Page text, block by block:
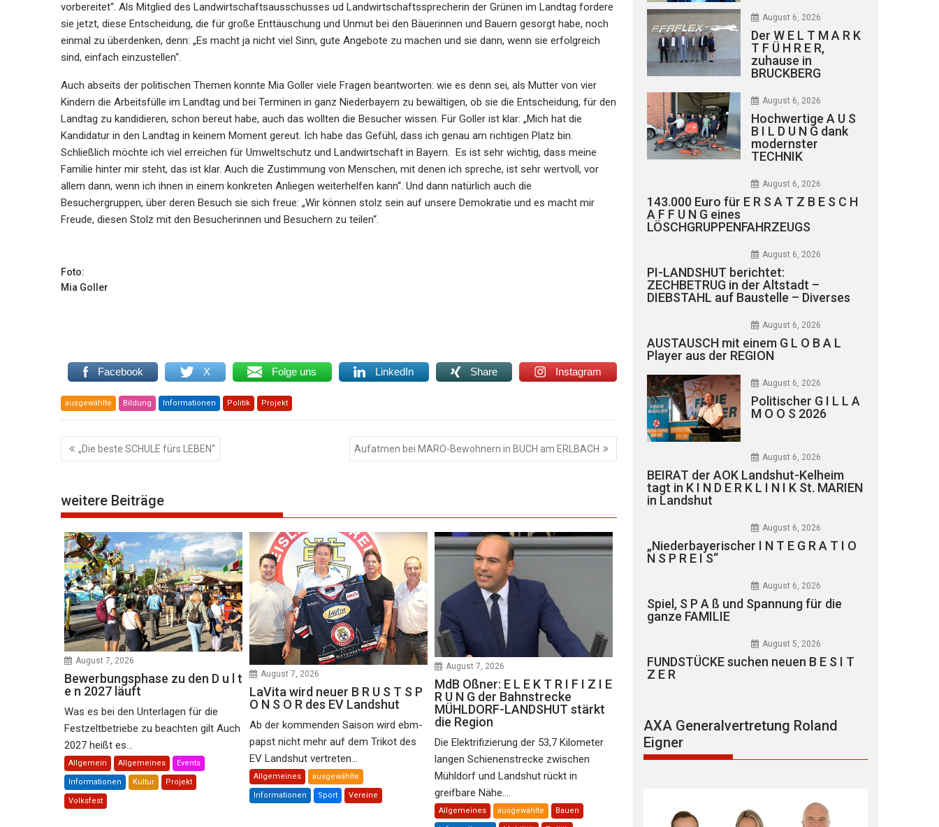
vorbereitet“. Als Mitglied des Landwirtschaftsausschusses ud Landwirtschaftssprecherin der Grünen im Landtag fordere
sie jetzt, diese Entscheidung, die für große Enttäuschung und Unmut bei den Bäuerinnen und Bauern gesorgt habe, noch
einmal zu überdenken, denn: „Es macht ja nicht viel Sinn, gute Angebote zu machen und sie dann, wenn sie erfolgreich
sind, einfach einzustellen“.
Auch abseits der politischen Themen konnte Mia Goller viele Fragen beantworten: wie es denn sei, als Mutter von vier
Kindern die Arbeitsfülle im Landtag und bei Terminen in ganz Niederbayern zu bewältigen, ob sie die Entscheidung, für den
Landtag zu kandidieren, schon bereut habe, auch das wollten die Besucher wissen. Für Goller ist klar: „Mich hat die
Kandidatur in den Landtag in keinem Moment gereut. Ich habe das Gefühl, dass ich genau am richtigen Platz bin.
Schließlich möchte ich viel erreichen für Umweltschutz und Landwirtschaft in Bayern. Es ist sehr wichtig, dass meine
Familie hinter mir steht, das ist klar. Auch die Zustimmung von Menschen, mit denen ich spreche, ist sehr wertvoll, vor
allem dann, wenn ich ihnen in einem konkreten Anliegen weiterhelfen kann“. Und dann natürlich auch die
Besuchergruppen, über deren Besuch sie sich freue: „Wir können stolz sein auf unsere Demokratie und es macht mir
Freude, diesen Stolz mit den Besucherinnen und Besuchern zu teilen“.
Foto:
Mia Goller
Facebook X Folge uns LinkedIn Share Instagram
ausgewählte Bildung Informationen Politik Projekt
Beitragsnavigation
„Die beste SCHULE fürs LEBEN“ Aufatmen bei MARO-Bewohnern in BUCH am ERLBACH
weitere Beiträge
August 7, 2026
Bewerbungsphase zu den D u l t
e n 2027 läuft
Was es bei den Unterlagen für die
Festzeltbetriebe zu beachten gilt Auch
2027 heißt es...
Allgemein Allgemeines Events
Informationen Kultur Projekt
Volksfest
August 7, 2026
LaVita wird neuer B R U S T S P
O N S O R des EV Landshut
Ab der kommenden Saison wird ebm-
papst nicht mehr auf dem Trikot des
EV Landshut vertreten...
Allgemeines ausgewählte
Informationen Sport Vereine
August 7, 2026
MdB Oßner: E L E K T R I F I Z I E
R U N G der Bahnstrecke
MÜHLDORF-LANDSHUT stärkt
die Region
Die Elektrifizierung der 53,7 Kilometer
langen Schienenstrecke zwischen
Mühldorf und Landshut rückt in
greifbare Nähe....
Allgemeines ausgewählte Bauen
August 6, 2026
Der W E L T M A R K
T F Ü H R E R,
zuhause in
BRUCKBERG
August 6, 2026
Hochwertige A U S
B I L D U N G dank
modernster
TECHNIK
August 6, 2026
143.000 Euro für E R S A T Z B E S C H
A F F U N G eines
LÖSCHGRUPPENFAHRZEUGS
August 6, 2026
PI-LANDSHUT berichtet:
ZECHBETRUG in der Altstadt –
DIEBSTAHL auf Baustelle – Diverses
August 6, 2026
AUSTAUSCH mit einem G L O B A L
Player aus der REGION
August 6, 2026
Politischer G I L L A
M O O S 2026
August 6, 2026
BEIRAT der AOK Landshut-Kelheim
tagt in K I N D E R K L I N I K St. MARIEN
in Landshut
August 6, 2026
„Niederbayerischer I N T E G R A T I O
N S P R E I S“
August 6, 2026
Spiel, S P A ß und Spannung für die
ganze FAMILIE
August 5, 2026
FUNDSTÜCKE suchen neuen B E S I T
Z E R
AXA Generalvertretung Roland
Eigner